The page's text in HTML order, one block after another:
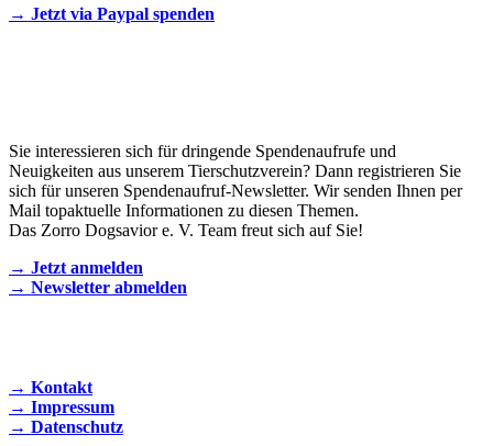
→ Jetzt via Paypal spenden
Sie interessieren sich für dringende Spendenaufrufe und
Neuigkeiten aus unserem Tierschutzverein? Dann registrieren Sie
sich für unseren Spendenaufruf-Newsletter. Wir senden Ihnen per
Mail topaktuelle Informationen zu diesen Themen.
Das Zorro Dogsavior e. V. Team freut sich auf Sie!
→ Jetzt anmelden
→ Newsletter abmelden
→ Kontakt
→ Impressum
→ Datenschutz